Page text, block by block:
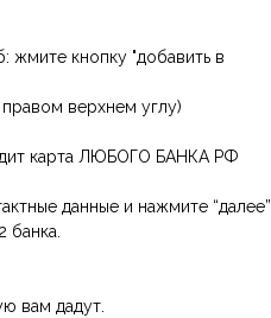
жмите кнопку "добавить в
верхнем углу)
карта ЛЮБОГО БАНКА РФ
данные и нажмите “далее”
банка.
вам дадут.